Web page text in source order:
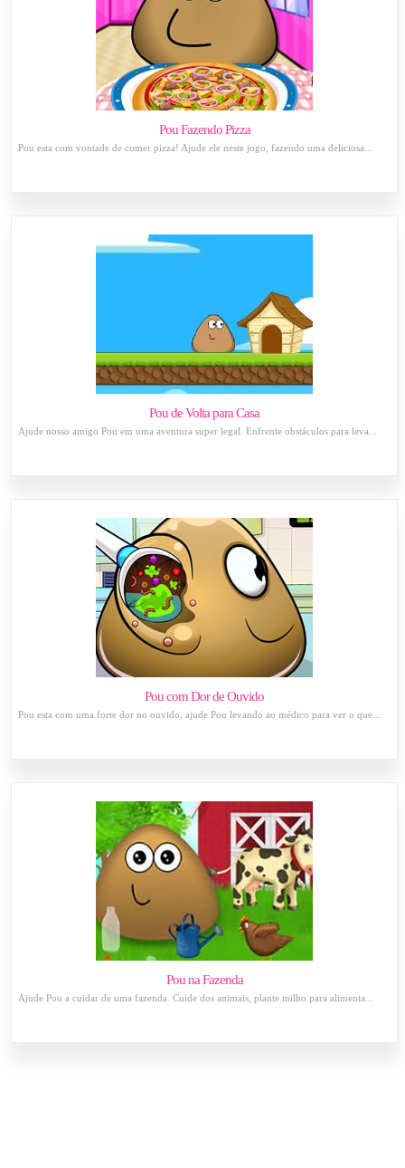
Pou Fazendo Pizza
Pou esta com vontade de comer pizza! Ajude ele neste jogo, fazendo uma deliciosa...
Pou de Volta para Casa
Ajude nosso amigo Pou em uma aventura super legal. Enfrente obstáculos para leva...
Pou com Dor de Ouvido
Pou esta com uma forte dor no ouvido, ajude Pou levando ao médico para ver o que...
Pou na Fazenda
Ajude Pou a cuidar de uma fazenda. Cuide dos animais, plante milho para alimenta...